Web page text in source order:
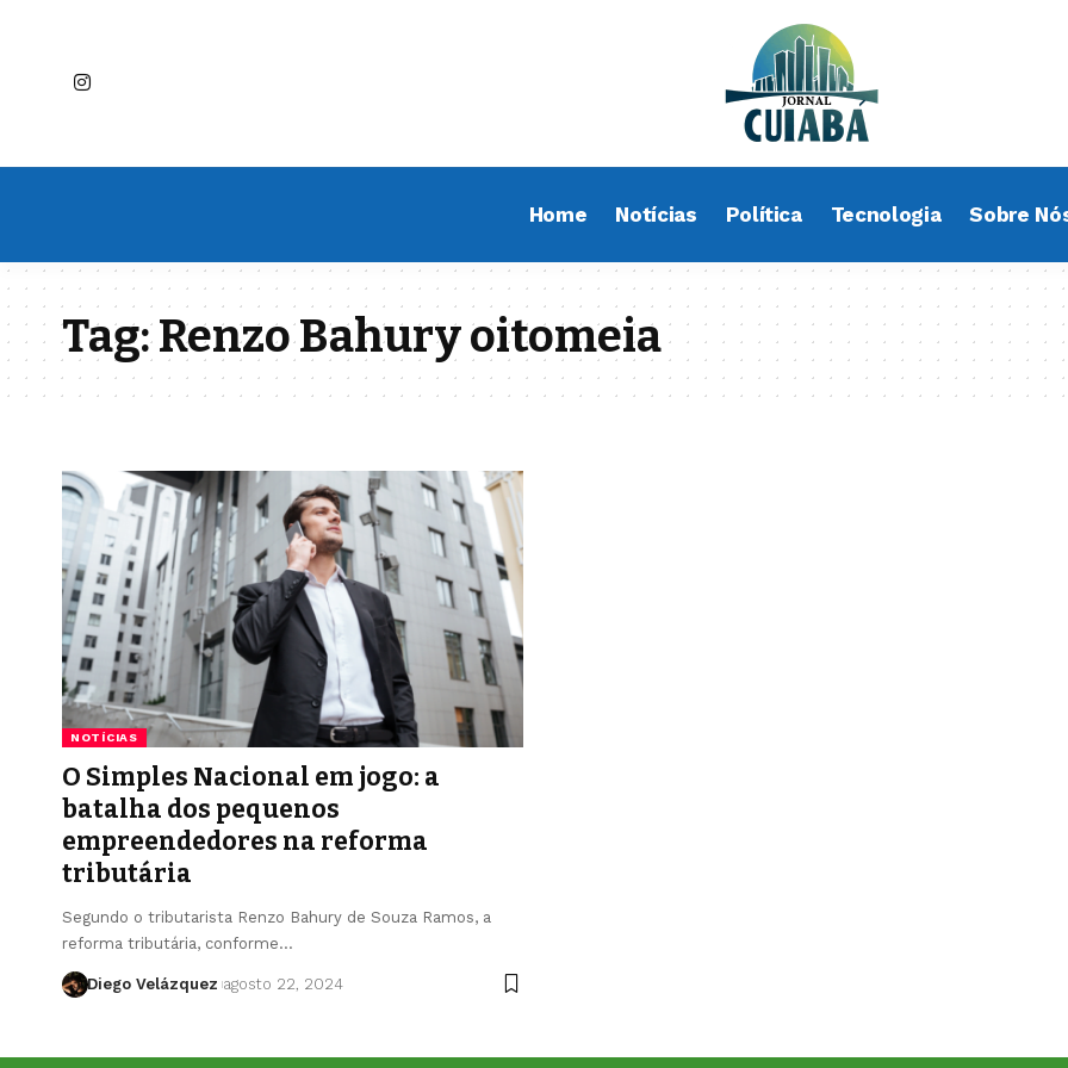
Home Notícias Política Tecnologia Sobre
Tag:Renzo Bahury oitomeia
NOTÍCIAS
O Simples Nacional em jogo: a
batalha dos pequenos
empreendedores na reforma
tributária
Segundo o tributarista Renzo Bahury de Souza Ramos, a
reforma tributária, conforme…
Diego Velázquez agosto 22, 2024